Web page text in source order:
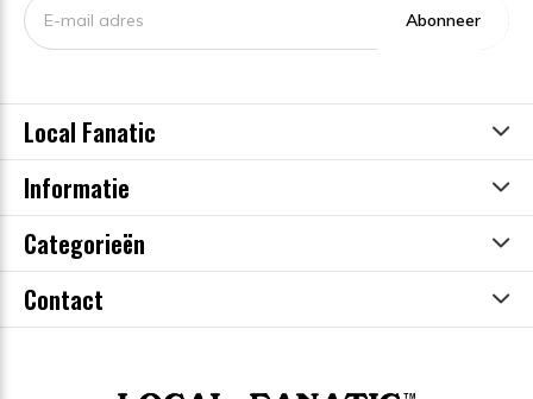
Abonneer
Local Fanatic
Informatie
Categorieën
Contact